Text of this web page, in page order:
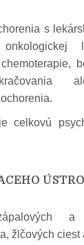
s
celkovú
a
žlčových ciest